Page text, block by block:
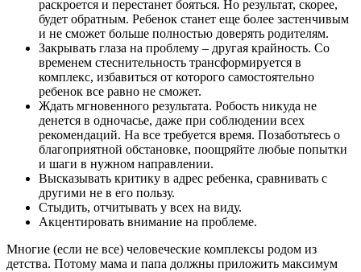
раскроется и перестанет бояться. Но результат, скорее,
будет обратным. Ребенок станет еще более застенчивым
и не сможет больше полностью доверять родителям.
Закрывать глаза на проблему – другая крайность. Со
временем стеснительность трансформируется в
комплекс, избавиться от которого самостоятельно
ребенок все равно не сможет.
Ждать мгновенного результата. Робость никуда не
денется в одночасье, даже при соблюдении всех
рекомендаций. На все требуется время. Позаботьтесь о
благоприятной обстановке, поощряйте любые попытки
и шаги в нужном направлении.
Высказывать критику в адрес ребенка, сравнивать с
другими не в его пользу.
Стыдить, отчитывать у всех на виду.
Акцентировать внимание на проблеме.
Многие (если не все) человеческие комплексы родом из
детства. Потому мама и папа должны приложить максимум